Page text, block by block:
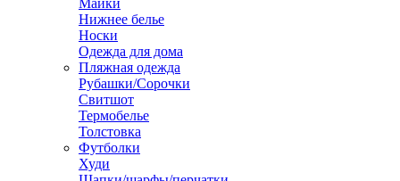
Майки
Нижнее белье
Носки
Одежда для дома
Пляжная одежда
Рубашки/Сорочки
Свитшот
Термобелье
Толстовка
Футболки
Худи